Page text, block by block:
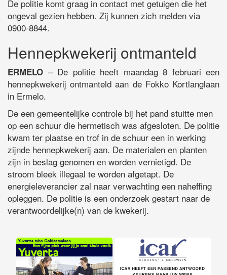
De politie komt graag in contact met getuigen die het
ongeval gezien hebben. Zij kunnen zich melden via
0900-8844.
Hennepkwekerij ontmanteld
ERMELO – De politie heeft maandag 8 februari een
hennepkwekerij ontmanteld aan de Fokko Kortlanglaan
in Ermelo.
De een gemeentelijke controle bij het pand stuitte men
op een schuur die hermetisch was afgesloten. De politie
kwam ter plaatse en trof in de schuur een in werking
zijnde hennepkwekerij aan. De materialen en planten
zijn in beslag genomen en worden vernietigd. De
stroom bleek illegaal te worden afgetapt. De
energieleverancier zal naar verwachting een naheffing
opleggen. De politie is een onderzoek gestart naar de
verantwoordelijke(n) van de kwekerij.